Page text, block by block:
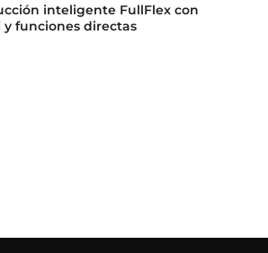
inteligente FullFlex con
funciones directas